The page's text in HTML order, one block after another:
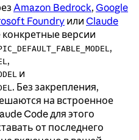
Amazon Bedrock, Google
Foundry или Claude
конкретные версии
,
,
и
. Без закрепления,
на встроенное
Code для этого
от последнего